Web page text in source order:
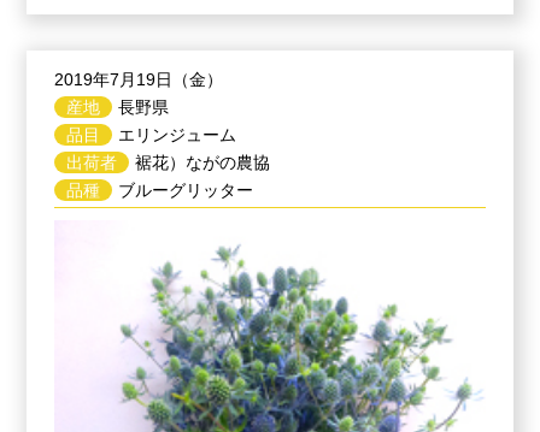
2019年7月19日（金）
産地
長野県
品目
エリンジューム
出荷者
裾花）ながの農協
品種
ブルーグリッター